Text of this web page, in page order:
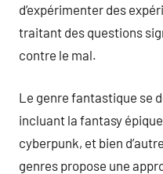
d’expérimenter des
traitant des questions
contre le mal.
Le genre fantastique se
incluant la fantasy
cyberpunk, et bien
genres propose une